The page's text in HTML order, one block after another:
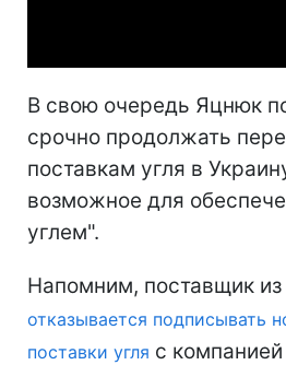
В свою очередь Яцнюк
срочно продолжать
поставкам угля в
возможное для
углем".
Напомним, поставщик
отказывается подписывать
поставки угля с компанией